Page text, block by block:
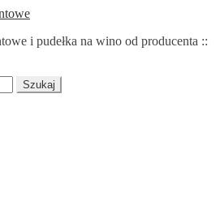
i pudełka na wino od producenta ::
Szukaj